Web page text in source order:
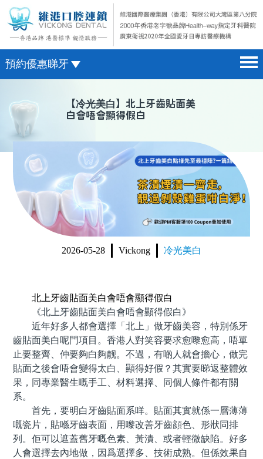
預約優惠睇牙
醫院簡介 hospital introduction
醫生介紹 doctor introduction
醫療新聞 medical news
種植牙 dental implant
箍牙 orthodontics
收費標準 change standard
微信預約
WhatsApp預約
【冷光美白】北上牙齒貼面美
白會唔會顯得假白
2026-05-28 Vickong 冷光美白
北上牙齒貼面美白會唔會顯得假白
《北上牙齒貼面美白會唔會顯得假白》
近年好多人都會選擇「北上」做牙齒美容，特別係牙
齒貼面美白呢門項目。香港人對笑容要求愈嚟愈高，唔單
止要整齊、仲要夠白夠靓。不過，有啲人就會擔心，做完
貼面之後會唔會變得太白、顯得好假？其實要睇返整體效
果，同專業醫生嘅手工、材料選擇、同個人條件都有關
系。
首先，要明白牙齒貼面系咩。貼面其實就係一層薄薄
嘅瓷片，貼喺牙齒表面，用嚟改善牙齒顔色、形狀同排
列。佢可以遮蓋舊牙嘅色素、黃漬、或者輕微缺陷。好多
人會選擇去內地做，因爲選擇多、技術成熟。但係效果自